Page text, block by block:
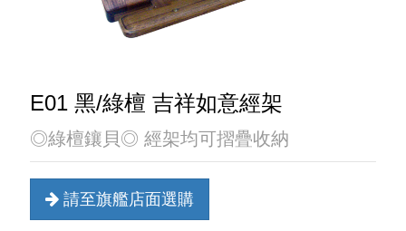
E01 黑/綠檀 吉祥如意經架
◎綠檀鑲貝◎ 經架均可摺疊收納
請至旗艦店面選購